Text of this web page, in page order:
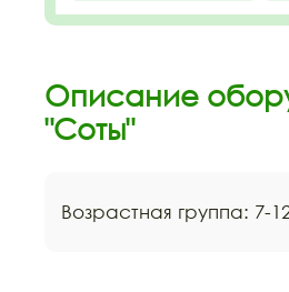
Описание
"Соты"
Возрастная группа: 7-